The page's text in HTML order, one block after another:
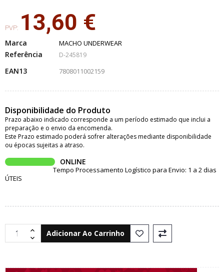
PVP: 13,60 €
Marca MACHO UNDERWEAR
Referência D-245819
EAN13 7808011002159
Disponibilidade do Produto
Prazo abaixo indicado corresponde a um período estimado que inclui a
preparação e o envio da encomenda.
Este Prazo estimado poderá sofrer alterações mediante disponibilidade
ou épocas sujeitas a atraso.
ONLINE
Tempo Processamento Logístico para Envio: 1 a 2 dias
ÚTEIS
Adicionar Ao Carrinho